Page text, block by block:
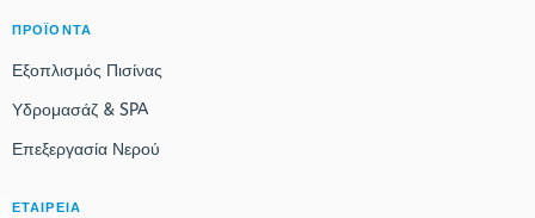
ΠΡΟΪΟΝΤΑ
Εξοπλισμός Πισίνας
Υδρομασάζ & SPA
Επεξεργασία Νερού
ΕΤΑΙΡΕΙΑ